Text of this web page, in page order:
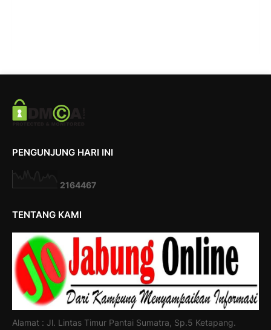
PENGUNJUNG HARI INI
2164467
TENTANG KAMI
Alamat : Jl. Lintas Timur Pantai Sumatra, Sp.5 Ketapang.